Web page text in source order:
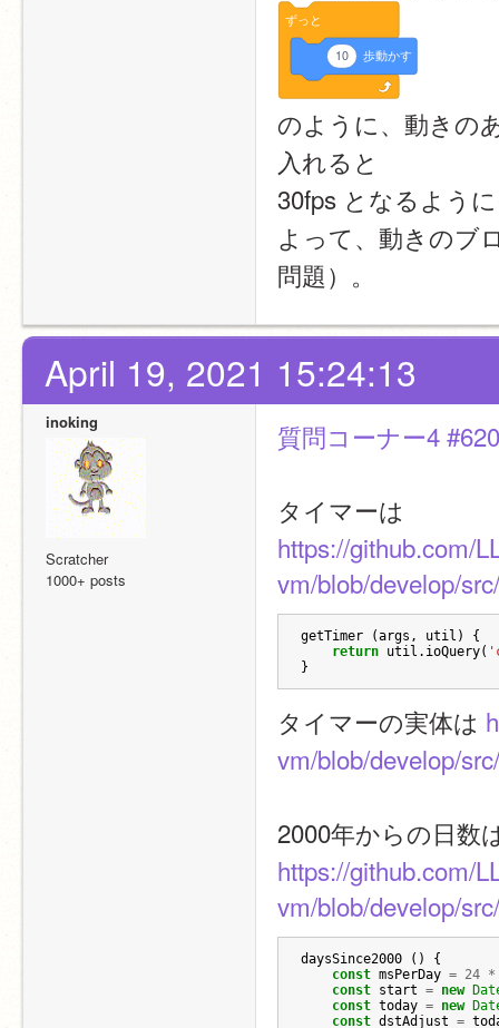
ずっと
10 歩動かす
のように、動きの
入れると
30fps となるよう
よって、動きのブ
問題）。
April 19, 2021 15:24:13
inoking
Scratcher
1000+ posts
質問コーナー4
タイマーは
https://github.com/
vm/blob/develop/
getTimer (args , util )
{
return util . ioQuery(
}
タイマーの実体は
vm/blob/develop/
2000年からの日数
https://github.com/
vm/blob/develop/
daysSince2000 ()
{
const msPerDay = 24 *
const start = new
const today = new
const dstAdjust =